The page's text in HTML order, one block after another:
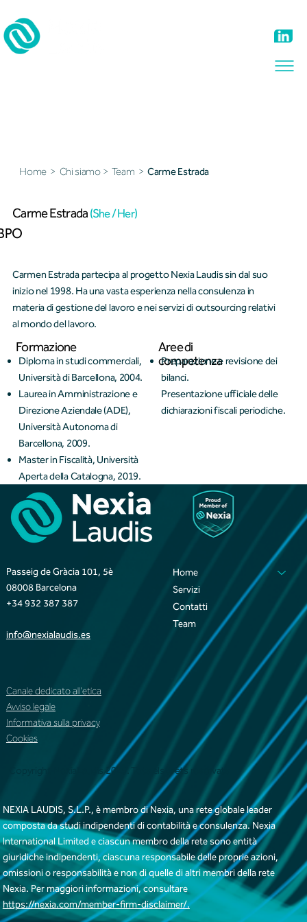
Home > Chi siamo> Team > Carme Estrada
Carme Estrada (She / Her)
Carmen Estrada partecipa al progetto Nexia Laudis sin dal suo
inizio nel 1998. Ha una vasta esperienza nella consulenza in
materia di gestione del lavoro e nei servizi di outsourcing relativi
al mondo del lavoro.
Formazione
Diploma in studi commerciali,
Università di Barcellona, 2004.
Laurea in Amministrazione e
Direzione Aziendale (ADE),
Università Autonoma di
Barcellona, 2009.
Master in Fiscalità, Università
Aperta della Catalogna, 2019.
Aree di
competenza
Preparazione e revisione dei
bilanci.
Presentazione ufficiale delle
dichiarazioni fiscali periodiche.
Copyright NexiaLaudis 2025. Tots els drets reservats
Passeig de Gràcia 101, 5è
08008 Barcelona
+34 932 387 387
info@nexialaudis.es
Home
Servizi
Contatti
Team
Canale dedicato all'etica
Avviso legale
Informativa sulla privacy
Cookies
NEXIA LAUDIS, S.L.P., è membro di Nexia, una rete globale leader
composta da studi indipendenti di contabilità e consulenza. Nexia
International Limited e ciascun membro della rete sono entità
giuridiche indipendenti, ciascuna responsabile delle proprie azioni,
omissioni o responsabilità e non di quelle di altri membri della rete
Nexia. Per maggiori informazioni, consultare
https://nexia.com/member-firm-disclaimer/.